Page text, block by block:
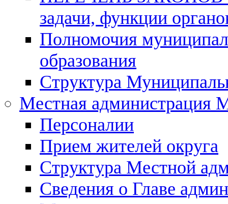
задачи, функции
Полномочия
образования
Структура
Местная администрация
Персоналии
Прием жителей округа
Структура Местной
Сведения о Главе